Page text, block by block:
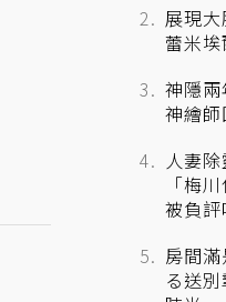
展現
蕾米
神隱
神繪
人妻
「梅
被負評
房間
る送